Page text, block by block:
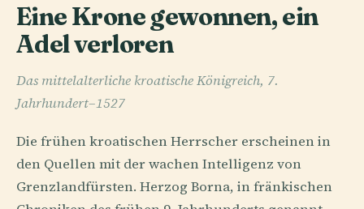
Eine Krone gewonnen, ein
Adel verloren
Das mittelalterliche kroatische Königreich, 7.
Jahrhundert–1527
Die frühen kroatischen Herrscher erscheinen in
den Quellen mit der wachen Intelligenz von
Grenzlandfürsten. Herzog Borna, in fränkischen